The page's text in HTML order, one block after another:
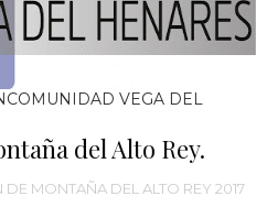
VEGA DEL
del Alto Rey.
MONTAÑA DEL ALTO REY 2017